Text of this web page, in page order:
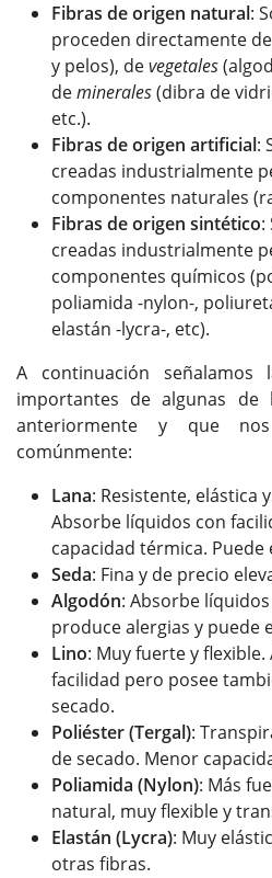
Fibras de origen natural:
proceden directamente de
y pelos), devegetales
deminerales(dibra de
etc.).
Fibras de origen artificial:
creadas industrialmente
componentes naturales
Fibras de origen sintético:
creadas industrialmente
componentes químicos
poliamida -nylon-,
elastán -lycra-, etc).
A continuación
importantes de algunas de
anteriormente y que
comúnmente:
Lana: Resistente, elástica
Absorbe líquidos con
capacidad térmica. Puede
Seda: Fina y de precio
Algodón: Absorbe
produce alergias y puede
Lino: Muy fuerte y
facilidad pero posee
secado.
Poliéster (Tergal):
de secado. Menor
Poliamida (Nylon): Más
natural, muy flexible y
Elastán (Lycra): Muy
otras fibras.